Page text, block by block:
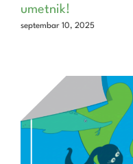
umetnik!
septembar 10, 2025